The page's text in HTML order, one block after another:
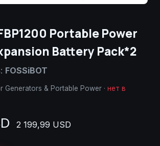
Portable Power
Battery Pack*2
FOSSiBOT
Generators & Portable Power · нет в
2 199,99 USD